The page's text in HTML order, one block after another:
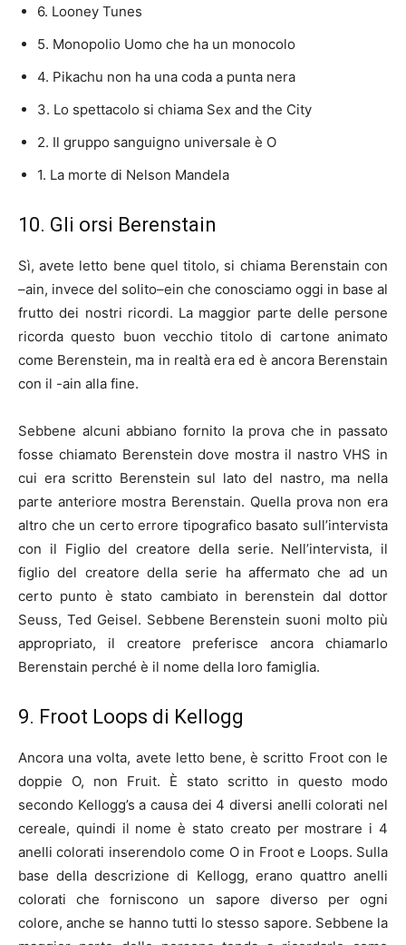
6. Looney Tunes
5. Monopolio Uomo che ha un monocolo
4. Pikachu non ha una coda a punta nera
3. Lo spettacolo si chiama Sex and the City
2. Il gruppo sanguigno universale è O
1. La morte di Nelson Mandela
10. Gli orsi Berenstain
Sì, avete letto bene quel titolo, si chiama Berenstain con
–ain, invece del solito–ein che conosciamo oggi in base al
frutto dei nostri ricordi. La maggior parte delle persone
ricorda questo buon vecchio titolo di cartone animato
come Berenstein, ma in realtà era ed è ancora Berenstain
con il -ain alla fine.
Sebbene alcuni abbiano fornito la prova che in passato
fosse chiamato Berenstein dove mostra il nastro VHS in
cui era scritto Berenstein sul lato del nastro, ma nella
parte anteriore mostra Berenstain. Quella prova non era
altro che un certo errore tipografico basato sull’intervista
con il Figlio del creatore della serie. Nell’intervista, il
figlio del creatore della serie ha affermato che ad un
certo punto è stato cambiato in berenstein dal dottor
Seuss, Ted Geisel. Sebbene Berenstein suoni molto più
appropriato, il creatore preferisce ancora chiamarlo
Berenstain perché è il nome della loro famiglia.
9. Froot Loops di Kellogg
Ancora una volta, avete letto bene, è scritto Froot con le
doppie O, non Fruit. È stato scritto in questo modo
secondo Kellogg’s a causa dei 4 diversi anelli colorati nel
cereale, quindi il nome è stato creato per mostrare i 4
anelli colorati inserendolo come O in Froot e Loops. Sulla
base della descrizione di Kellogg, erano quattro anelli
colorati che forniscono un sapore diverso per ogni
colore, anche se hanno tutti lo stesso sapore. Sebbene la